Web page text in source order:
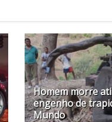
Homem morre
engenho de
Mundo